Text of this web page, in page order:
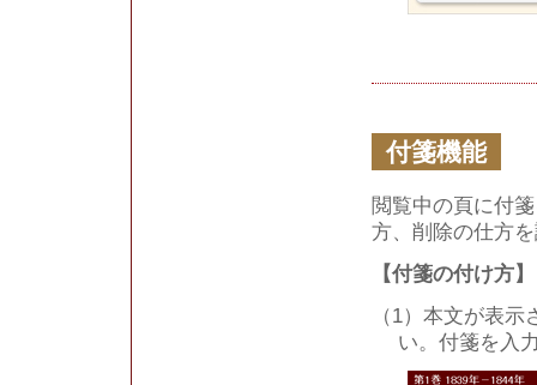
付箋機能
閲覧中の頁に付
方、削除の仕方
【付箋の付け方】
（1）本文が表
い。付箋を入